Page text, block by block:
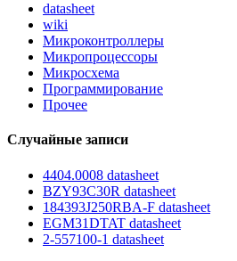
datasheet
wiki
Микроконтроллеры
Микропроцессоры
Микросхема
Программирование
Прочее
Случайные записи
4404.0008 datasheet
BZY93C30R datasheet
184393J250RBA-F datasheet
EGM31DTAT datasheet
2-557100-1 datasheet